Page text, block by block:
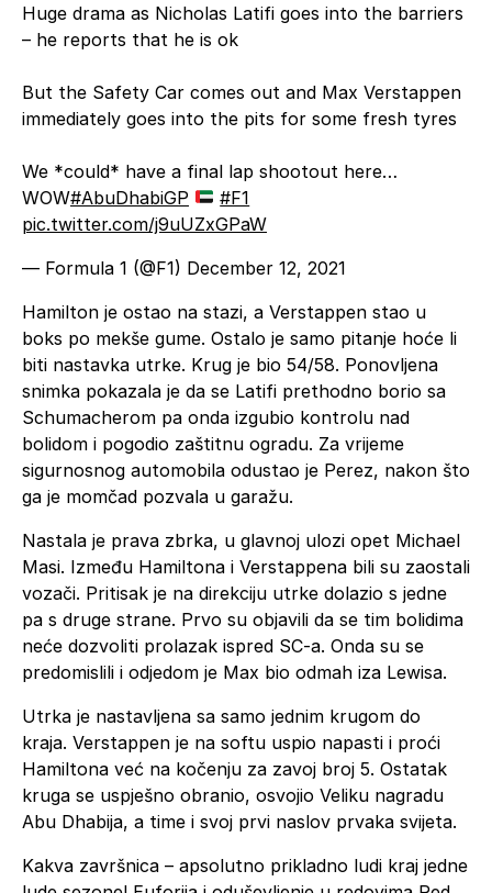
Huge drama as Nicholas Latifi goes into the barriers
– he reports that he is ok
But the Safety Car comes out and Max Verstappen
immediately goes into the pits for some fresh tyres
We *could* have a final lap shootout here…
WOW#AbuDhabiGP
#F1
pic.twitter.com/j9uUZxGPaW
— Formula 1 (@F1) December 12, 2021
Hamilton je ostao na stazi, a Verstappen stao u
boks po mekše gume. Ostalo je samo pitanje hoće li
biti nastavka utrke. Krug je bio 54/58. Ponovljena
snimka pokazala je da se Latifi prethodno borio sa
Schumacherom pa onda izgubio kontrolu nad
bolidom i pogodio zaštitnu ogradu. Za vrijeme
sigurnosnog automobila odustao je Perez, nakon što
ga je momčad pozvala u garažu.
Nastala je prava zbrka, u glavnoj ulozi opet Michael
Masi. Između Hamiltona i Verstappena bili su zaostali
vozači. Pritisak je na direkciju utrke dolazio s jedne
pa s druge strane. Prvo su objavili da se tim bolidima
neće dozvoliti prolazak ispred SC-a. Onda su se
predomislili i odjedom je Max bio odmah iza Lewisa.
Utrka je nastavljena sa samo jednim krugom do
kraja. Verstappen je na softu uspio napasti i proći
Hamiltona već na kočenju za zavoj broj 5. Ostatak
kruga se uspješno obranio, osvojio Veliku nagradu
Abu Dhabija, a time i svoj prvi naslov prvaka svijeta.
Kakva završnica – apsolutno prikladno ludi kraj jedne